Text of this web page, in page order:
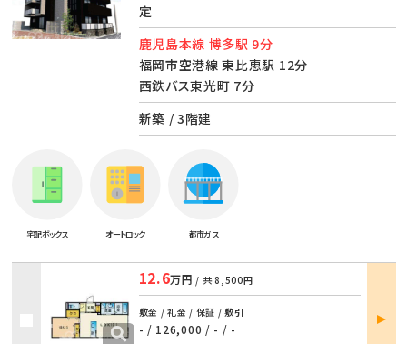
定
鹿児島本線 博多駅 9分
福岡市空港線 東比恵駅 12分
西鉄バス東光町 7分
新築 / 3階建
宅配ボックス オートロック 都市ガス
12.6万円 / 共 8,500円
敷金 / 礼金 / 保証 / 敷引
- / 126,000 / - / -
部屋
詳細